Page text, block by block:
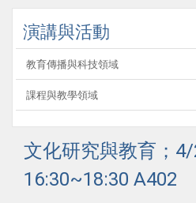
演講與活動
教育傳播與科技領域
課程與教學領域
文化研究與教育；
16:30~18:30 A402